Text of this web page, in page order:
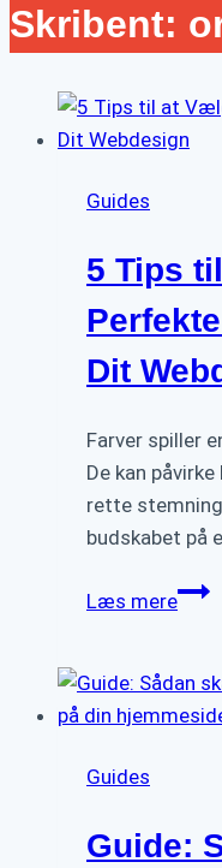
Skribent:
Guides
5 Tips
Dit
Farver spiller
De kan
rette
budskabet på
Læs mere5
at
til
Guides
Guide: